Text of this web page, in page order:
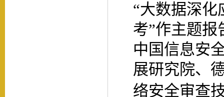
“大数据深
考”作主题
中国信息安
展研究院、
络安全审查